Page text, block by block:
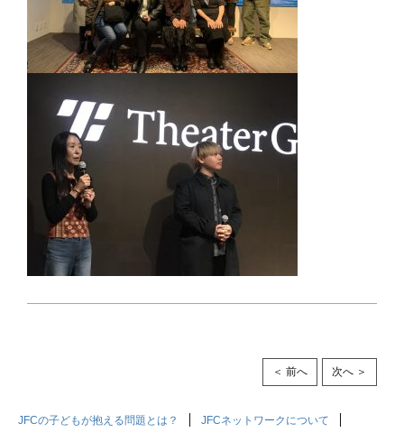
＜ 前へ 次へ ＞
JFCの子どもが抱える問題とは？
JFCネットワークについて